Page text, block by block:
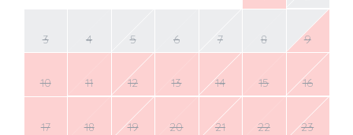
3 4 5 6 7 8 9
10 11 12 13 14 15 16
17 18 19 20 21 22 23